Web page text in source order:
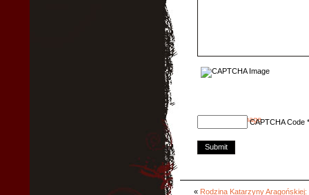
CAPTCHA Code*
« Rodzina Katarzyny